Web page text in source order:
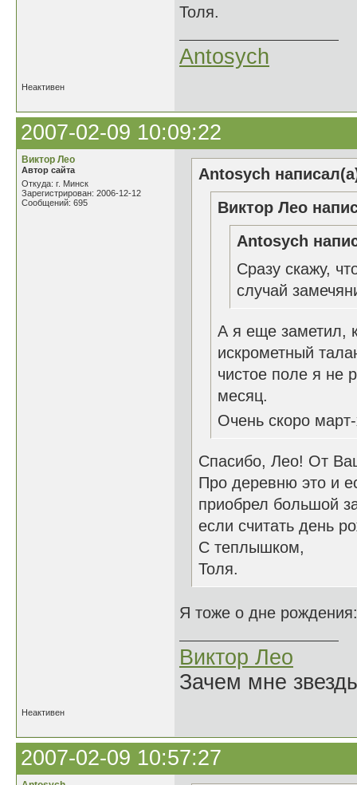
Толя.
Antosych
Неактивен
2007-02-09 10:09:22
Виктор Лео
Автор сайта
Откуда: г. Минск
Зарегистрирован: 2006-12-12
Сообщений: 695
Antosych
Виктор Лео
Antosych
Сразу скажу,
случай
А я еще заметил,
искрометный
чистое поле я не
месяц.
Очень скоро
Спасибо, Лео! От
Про деревню это и
приобрел большой
если считать день
С теплышком,
Толя.
Я тоже о дне
Виктор Лео
Зачем мне
Неактивен
2007-02-09 10:57:27